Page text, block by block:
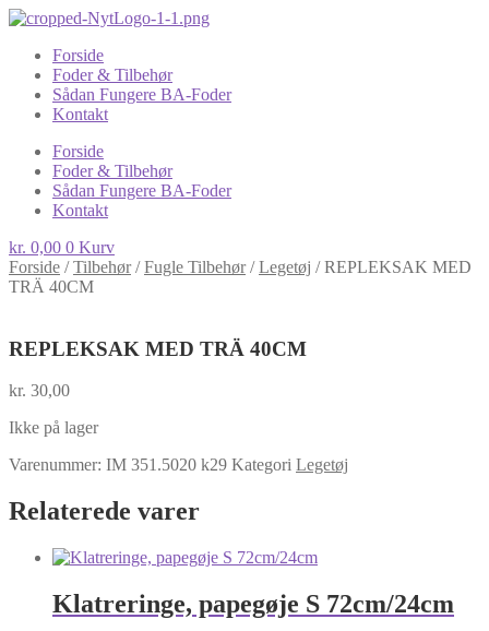
Forside
Foder & Tilbehør
Sådan Fungere BA-Foder
Kontakt
Forside
Foder & Tilbehør
Sådan Fungere BA-Foder
Kontakt
kr. 0,00 0 Kurv
Forside /Tilbehør/Fugle Tilbehør/Legetøj /REPLEKSAK MED
TRÄ 40CM
REPLEKSAK MED TRÄ 40CM
kr. 30,00
Ikke på lager
Varenummer: IM 351.5020 k29 Kategori Legetøj
Relaterede varer
Klatreringe, papegøje S 72cm/24cm